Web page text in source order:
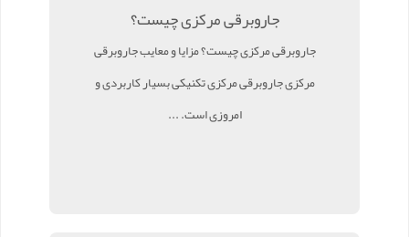
جاروبرقی مرکزی چیست؟
جاروبرقی مرکزی چیست؟ مزایا و معایب جاروبرقی
مرکزی جاروبرقی مرکزی تکنیکی بسیار کاربردی و
امروزی است. ...